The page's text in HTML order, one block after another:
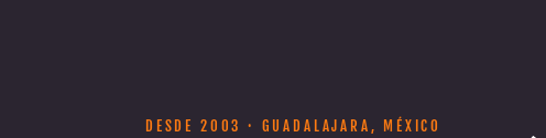
DESDE 2003 · GUADALAJARA, MÉXICO